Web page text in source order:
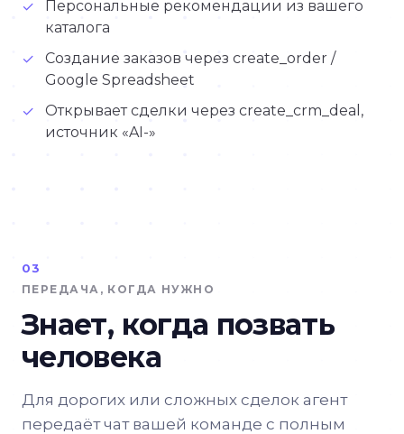
✓
Персональные рекомендации из вашего
каталога
✓
Создание заказов через create_order /
Google Spreadsheet
✓
Открывает сделки через create_crm_deal,
источник «AI-»
03
ПЕРЕДАЧА, КОГДА НУЖНО
Знает, когда позвать
человека
Для дорогих или сложных сделок агент
передаёт чат вашей команде с полным